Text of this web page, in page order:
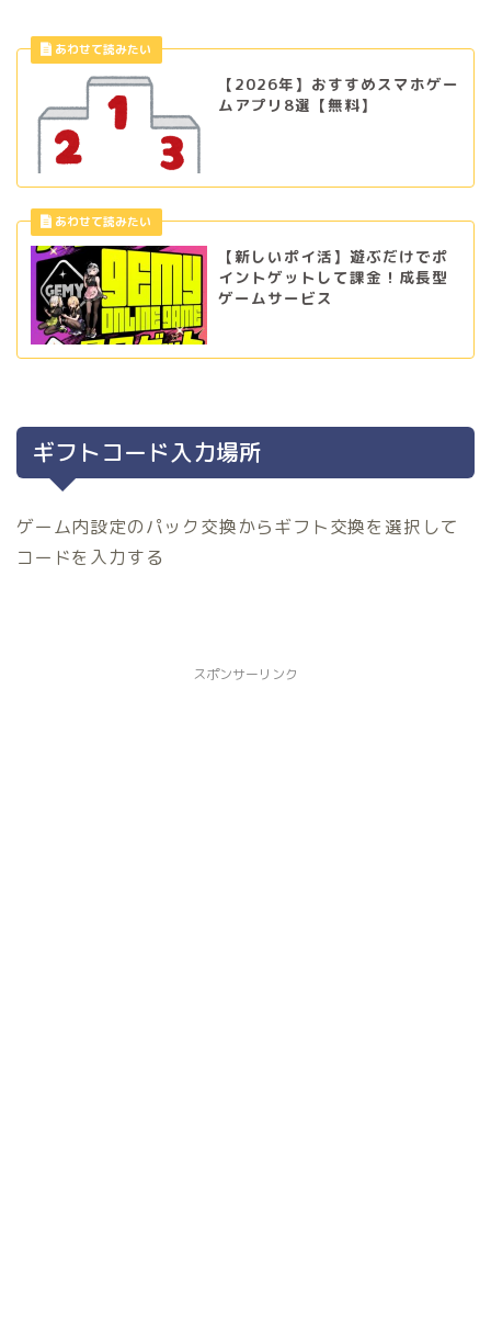
【2026年】おすすめスマホゲー
ムアプリ8選【無料】
【新しいポイ活】遊ぶだけでポ
イントゲットして課金！成長型
ゲームサービス
ギフトコード入力場所
ゲーム内設定のパック交換からギフト交換を選択して
コードを入力する
スポンサーリンク